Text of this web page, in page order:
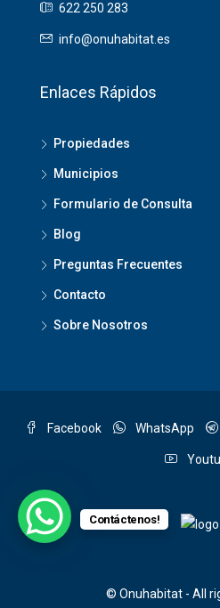
622 250 283
info@onuhabitat.es
Enlaces Rápidos
Propiedades
Municipios
Formulario de Consulta
Blog
Preguntas Frecuentes
Contacto
Sobre Nosotros
Facebook WhatsApp
© Onuhabitat - All
Contáctenos!